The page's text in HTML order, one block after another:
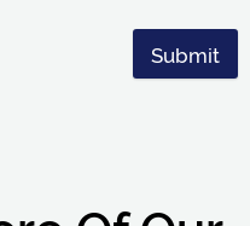
Submit